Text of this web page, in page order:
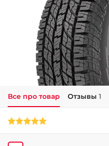
Все про товар Отзывы 1